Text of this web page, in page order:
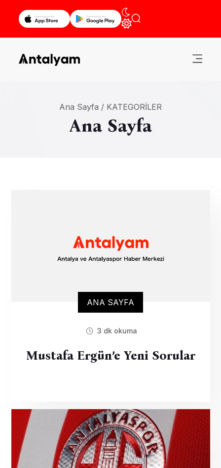
Ana Sayfa / KATEGORILER
Ana Sayfa
ANA SAYFA
3 dk okuma
Mustafa Ergün’e Yeni Sorular